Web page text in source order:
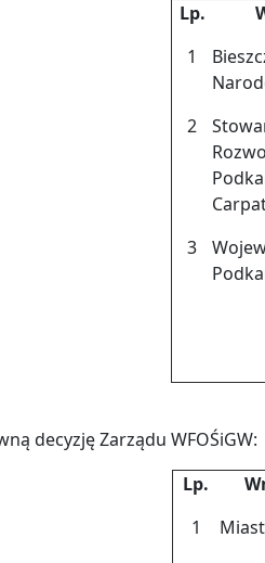
Lp.
1
2
3
decyzję Zarządu WFOŚiGW:
Lp.
1